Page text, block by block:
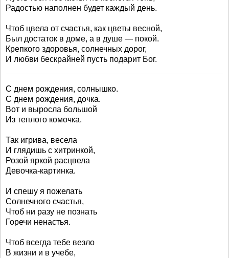
Радостью наполнен будет каждый день.
Чтоб цвела от счастья, как цветы весной,
Был достаток в доме, а в душе — покой.
Крепкого здоровья, солнечных дорог,
И любви бескрайней пусть подарит Бог.
С днем рождения, солнышко.
С днем рождения, дочка.
Вот и выросла большой
Из теплого комочка.
Так игрива, весела
И глядишь с хитринкой,
Розой яркой расцвела
Девочка-картинка.
И спешу я пожелать
Солнечного счастья,
Чтоб ни разу не познать
Горечи ненастья.
Чтоб всегда тебе везло
В жизни и в учебе,